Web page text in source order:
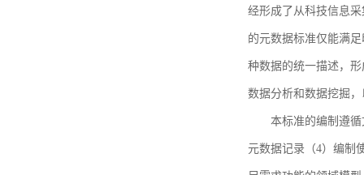
经形成了从科技信息
的元数据标准仅能满
种数据的统一描述，
数据分析和数据挖掘
本标准的编制遵
元数据记录（4）编制